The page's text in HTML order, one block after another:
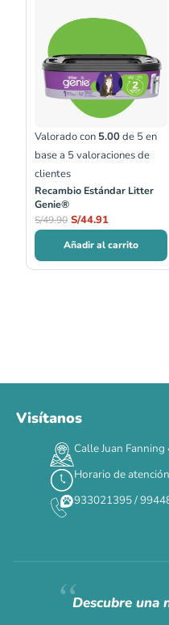
Valorado con 5.00de 5 en
base a 5valoraciones de
clientes
Recambio Estándar Litter
Genie®
S/49.90 S/44.91
Añadir al carrito
DÍAS
Siempre
Visítanos
Calle Juan
Horario de
933021395 /
Descubre una